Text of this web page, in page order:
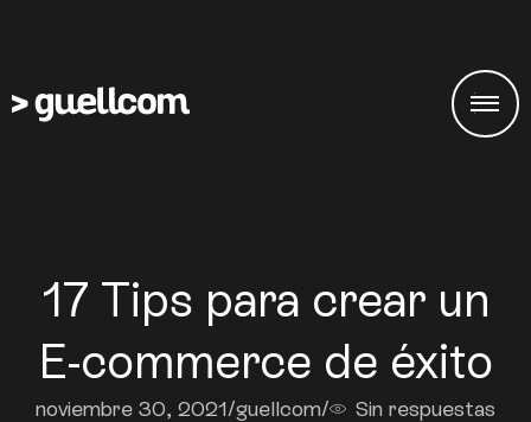
17 Tips para crear un
E-commerce de éxito
noviembre 30, 2021/guellcom/ Sin respuestas